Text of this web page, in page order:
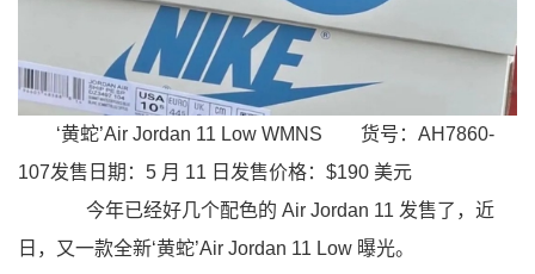
‘黄蛇’Air Jordan 11 Low WMNS
货号：AH7860-
107发售日期：5 月 11 日发售价格：$190 美元
今年已经好几个配色的 Air Jordan 11 发售了，近
日，又一款全新‘黄蛇’Air Jordan 11 Low 曝光。